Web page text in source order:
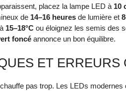
placez la lampe LED à 10
de 14–16 heures de lumière et
15–18°C ou éloignez les semis des
foncé annonce un bon équilibre.
ET ERREURS
pas trop. Les LEDs